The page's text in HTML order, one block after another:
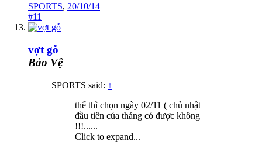
SPORTS, 20/10/14
#11
vợt gỗ
Bảo Vệ
SPORTS said: ↑
thế thì chọn ngày 02/11 ( chủ nhật
đầu tiên của tháng có được không
!!!......
Click to expand...